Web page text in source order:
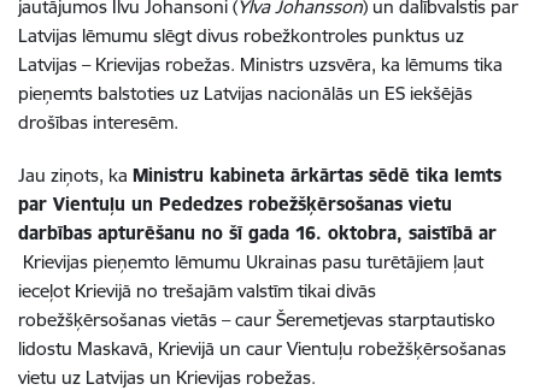
jautājumos Ilvu Johansoni (Ylva Johansson) un dalībvalstis par
Latvijas lēmumu slēgt divus robežkontroles punktus uz
Latvijas – Krievijas robežas. Ministrs uzsvēra, ka lēmums tika
pieņemts balstoties uz Latvijas nacionālās un ES iekšējās
drošības interesēm.
Jau ziņots, ka Ministru kabineta ārkārtas sēdē tika lemts
par Vientuļu un Pededzes robežšķērsošanas vietu
darbības apturēšanu no šī gada 16. oktobra, saistībā ar
Krievijas pieņemto lēmumu Ukrainas pasu turētājiem ļaut
ieceļot Krievijā no trešajām valstīm tikai divās
robežšķērsošanas vietās – caur Šeremetjevas starptautisko
lidostu Maskavā, Krievijā un caur Vientuļu robežšķērsošanas
vietu uz Latvijas un Krievijas robežas.